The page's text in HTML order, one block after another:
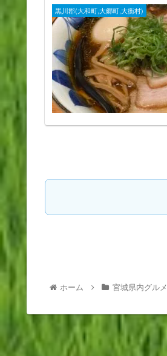
黒川郡(大和町,大郷町,大衡村)
ホーム 宮城県内グルメ